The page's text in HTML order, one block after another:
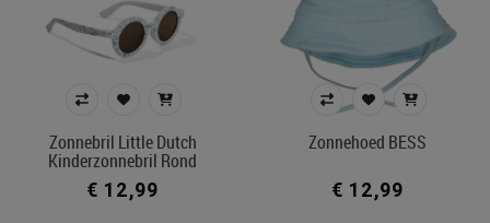
Zonnebril Little Dutch
Kinderzonnebril Rond
€ 12,99
Zonnehoed BESS
€ 12,99